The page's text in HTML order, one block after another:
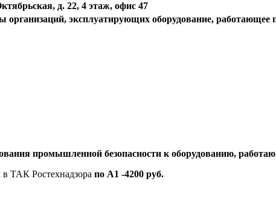
д. 22, 4 этаж, офис 47
организаций, эксплуатирующих оборудование, работающее
промышленной безопасности к оборудованию,
в ТАК Ростехнадзора по А1 -4200 руб.